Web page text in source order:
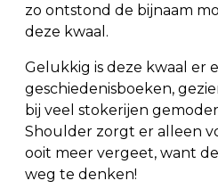
zo ontstond de bijnaam
deze kwaal.
Gelukkig is deze kwaal er
geschiedenisboeken,
bij veel stokerijen
Shoulder zorgt er alleen
ooit meer vergeet, want
weg te denken!